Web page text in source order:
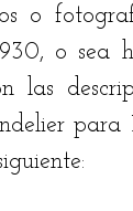
o
o sea
las
para